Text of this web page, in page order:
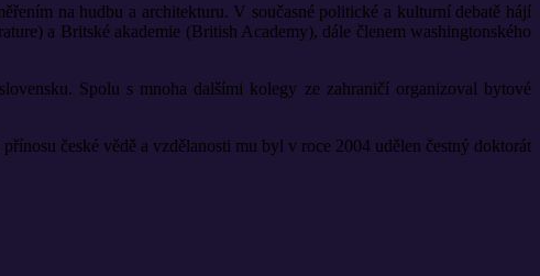
na hud­bu a architekturu. V současné politické a kulturní debatě hájí
a Britské akade­mie (British Academy), dále členem washingtonského
Spolu s mnoha dalšími kolegy ze zahraničí organizoval bytové
české vědě a vzdělanosti mu byl v roce 2004 udělen čestný doktorát